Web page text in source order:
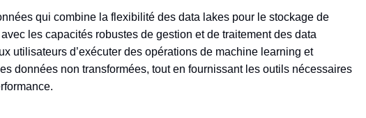
qui combine la flexibilité des data lakes pour le stockage de
les capacités robustes de gestion et de traitement des data
utilisateurs d’exécuter des opérations de machine learning et
données non transformées, tout en fournissant les outils nécessaires